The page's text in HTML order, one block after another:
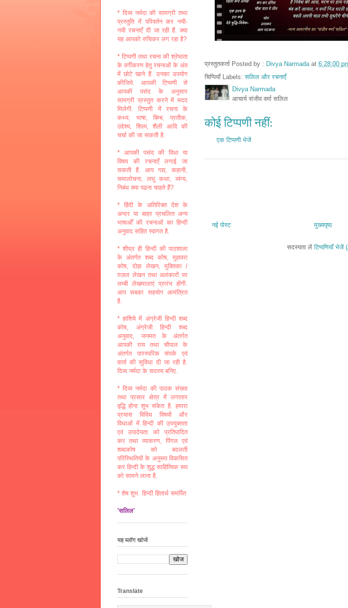
प्रस्तुतकर्ता Posted by : Divya Narmada at 6:28:00
चिप्पियाँ Labels:सलिल और रचनाएँ
Divya Narmada
आचार्य संजीव वर्मा सलिल
कोई टिप्पणी नहीं:
एक टिप्पणी भेजें
नई पोस्ट मुख्यपृष्ठ
सदस्यता लेंटिप्पणियाँ भेजें
* दिव्य नर्मदा की सामग्री तथा
प्रस्तुति में परिवर्तन कर नयी-
नयी रचनाएँ दी जा रही हैं. क्या
यह आपको रुचिकर लग रहा है?
* टिप्पणी तथा रचना की श्रेष्ठता
के वर्गीकरण हेतु रचनाओं के अंत
में छोटे खाने हैं. उनका उपयोग
कीजिये. आपकी टिप्पणी से
आपकी पसंद के अनुसार
सामग्री प्रस्तुत करने में मदद
मिलेगी. टिप्पणी में रचना के
कथ्य, भाषा, बिम्ब, प्रतीक,
उद्देश्य, शिल्प, शैली आदि की
चर्चा की जा सकती है.
* आपकी पसंद की विधा या
विषय की रचनाएँ लगाई जा
सकती हैं. आप गद्य, कहानी,
समालोचना, लघु कथा, व्यंग्य,
निबंध क्या पढना चाहते हैं?
* हिंदी के अतिरिक्त देश के
अन्दर या बाहर प्रचलित अन्य
भाषाओँ की रचनाओं का हिन्दी
अनुवाद सहित स्वागत है.
* शीघ्र ही हिन्दी की पाठशाला
के अंतर्गत शब्द कोष, मुहावरा
कोष, दोहा लेखन, मुक्तिका /
ग़ज़ल लेखन तथा अलंकारों पर
लम्बी लेखमालाएं प्रारंभ होंगी.
आप सबका सहयोग आमंत्रित
है.
* हाशिये में अंग्रेजी हिन्दी शब्द
कोष, अंग्रेजी हिन्दी शब्द
अनुवाद, जनमत के अंतर्गत
आपकी राय तथा चौपाल के
अंतर्गत पारस्परिक संपर्क एवं
वार्ता की सुविधा दी जा रही है.
दिव्य नर्मदा के सदस्य बनिए.
* दिव्य नर्मदा की पाठक संख्या
तथा प्रसार क्षेत्र में लगातार
वृद्धि होना शुभ संकेत है. हमारा
प्रयास विविध विषयों और
विधाओं में हिन्दी की उपयुक्तता
एवं उपादेयता को प्रतिपादित
कर तथा व्याकरण, पिंगल एवं
शब्दकोष को बदलती
परिस्थितियों के अनुरूप विकसित
कर हिन्दी के शुद्ध साहित्यिक रूप
को सामने लाना है.
* शेष शुभ. हिन्दी हितार्थ समर्पित
'सलिल'
यह ब्लॉग खोजें
Translate